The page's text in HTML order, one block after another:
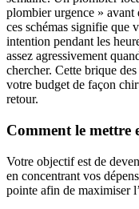
plombier urgence » avant
ces schémas signifie que
intention pendant les
assez agressivement
chercher. Cette brique
votre budget de façon
retour.
Comment le mettre
Votre objectif est de
en concentrant vos
pointe afin de maximiser